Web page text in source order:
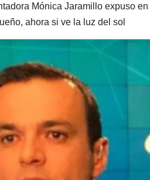
Mónica Jaramillo expuso
ahora si ve la luz del sol